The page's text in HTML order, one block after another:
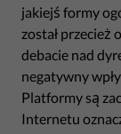
jakiejś formy
został przecież
debacie nad
negatywny
Platformy są
Internetu